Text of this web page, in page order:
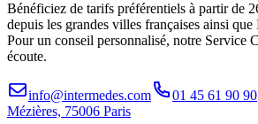
Bénéficiez de tarifs préférentiels à partir de
depuis les grandes villes françaises ainsi
Pour un conseil personnalisé, notre Service
écoute.
info@intermedes.com 01 45 61 90 90
Mézières, 75006 Paris